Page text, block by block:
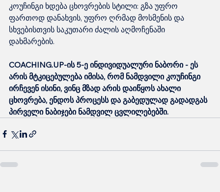
კოუჩინგი ხდება ცხოვრების სტილი: გზა უფრო
ფართოდ დანახვის, უფრო ღრმად მოსმენის და
სხვებისთვის საკუთარი ძალის აღმოჩენაში
დახმარების.
COACHING.UP-ის 5-ე ინდივიდუალური ნაბორი - ეს
არის მტკიცებულება იმისა, რომ ნამდვილი კოუჩინგი
ირჩევენ ისინი, ვინც მზად არის დაიწყოს ახალი
ცხოვრება, ენდოს პროცესს და გაბედულად გადადგას
პირველი ნაბიჯები ნამდვილ ცვლილებებში.